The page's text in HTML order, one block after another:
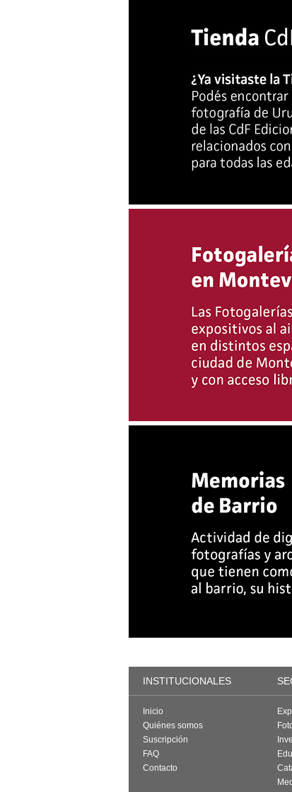
INSTITUCIONALES
Inicio
Quiénes somos
Suscripción
FAQ
Contacto